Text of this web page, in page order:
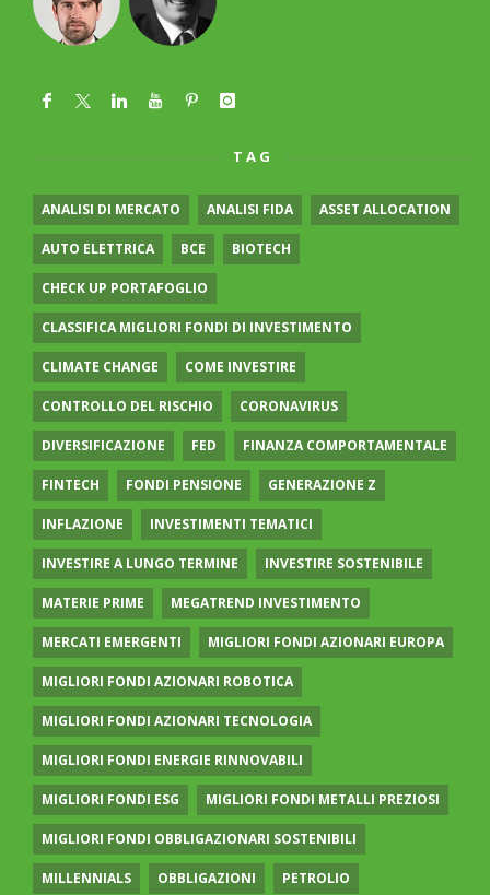
TAG
ANALISI DI MERCATO ANALISI FIDA ASSET ALLOCATION
AUTO ELETTRICA BCE BIOTECH
CHECK UP PORTAFOGLIO
CLASSIFICA MIGLIORI FONDI DI INVESTIMENTO
CLIMATE CHANGE COME INVESTIRE
CONTROLLO DEL RISCHIO CORONAVIRUS
DIVERSIFICAZIONE FED FINANZA COMPORTAMENTALE
FINTECH FONDI PENSIONE GENERAZIONE Z
INFLAZIONE INVESTIMENTI TEMATICI
INVESTIRE A LUNGO TERMINE INVESTIRE SOSTENIBILE
MATERIE PRIME MEGATREND INVESTIMENTO
MERCATI EMERGENTI MIGLIORI FONDI AZIONARI EUROPA
MIGLIORI FONDI AZIONARI ROBOTICA
MIGLIORI FONDI AZIONARI TECNOLOGIA
MIGLIORI FONDI ENERGIE RINNOVABILI
MIGLIORI FONDI ESG MIGLIORI FONDI METALLI PREZIOSI
MIGLIORI FONDI OBBLIGAZIONARI SOSTENIBILI
MILLENNIALS OBBLIGAZIONI PETROLIO